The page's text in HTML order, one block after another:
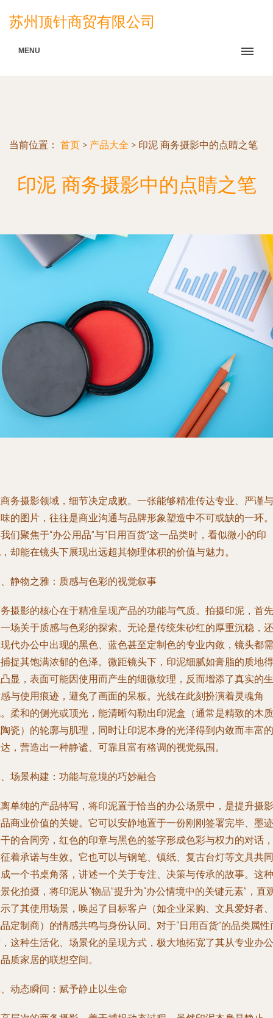
苏州顶针商贸有限公司
MENU
当前位置： 首页 > 产品大全 > 印泥 商务摄影中的点睛之笔
印泥 商务摄影中的点睛之笔
务摄影领域，细节决定成败。一张能够精准传达专业、严谨与
的图片，往往是商业沟通与品牌形象塑造中不可或缺的一环。
们聚焦于“办公用品”与“日用百货”这一品类时，看似微小的印
却能在镜头下展现出远超其物理体积的价值与魅力。
静物之雅：质感与色彩的视觉叙事
摄影的核心在于精准呈现产品的功能与气质。拍摄印泥，首先
场关于质感与色彩的探索。无论是传统朱砂红的厚重沉稳，还
代办公中出现的黑色、蓝色甚至定制色的专业内敛，镜头都需
捉其饱满浓郁的色泽。微距镜头下，印泥细腻如膏脂的质地得
显，表面可能因使用而产生的细微纹理，反而增添了真实的生
与使用痕迹，避免了画面的呆板。光线在此刻扮演着灵魂角
柔和的侧光或顶光，能清晰勾勒出印泥盒（通常是精致的木质
瓷）的轮廓与肌理，同时让印泥本身的光泽得到内敛而丰富的
，营造出一种静谧、可靠且富有格调的视觉氛围。
场景构建：功能与意境的巧妙融合
单纯的产品特写，将印泥置于恰当的办公场景中，是提升摄影
商业价值的关键。它可以安静地置于一份刚刚签署完毕、墨迹
的合同旁，红色的印章与黑色的签字形成色彩与权力的对话，
着承诺与生效。它也可以与钢笔、镇纸、复古台灯等文具共同
一个书桌角落，讲述一个关于专注、决策与传承的故事。这种
化拍摄，将印泥从“物品”提升为“办公情境中的关键元素”，直
了其使用场景，唤起了目标客户（如企业采购、文具爱好者、
定制商）的情感共鸣与身份认同。对于“日用百货”的品类属性
这种生活化、场景化的呈现方式，极大地拓宽了其从专业办公
质家居的联想空间。
动态瞬间：赋予静止以生命